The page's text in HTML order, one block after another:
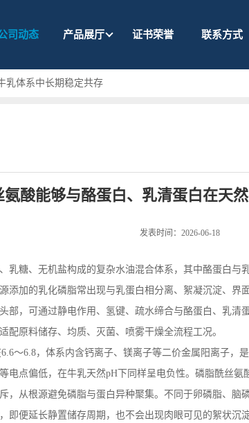
司动态 产品展厅 证书荣誉 联系方式
乳体系中长期稳定共存
氨酸能够与酪蛋白、乳清蛋白在天
发表时间：2026-06-18
乳糖、无机盐构成的复杂水油混合体系，其中酪蛋白
添加的乳化磷脂常出现与乳蛋白相分离、絮凝沉淀、界
部，可通过静电作用、氢键、疏水缔合与酪蛋白、乳
配原料储存、均质、灭菌、喷雾干燥全流程工况。
6.6～6.8，体系内含钙离子、镁离子等二价金属阳离子，
电点偏低，在牛乳天然pH 下同样呈电负性。磷脂酰丝
，从根源避免磷脂与蛋白异种聚集。不同于卵磷脂、脑
即便延长静置储存周期，也不会出现肉眼可见的絮状沉